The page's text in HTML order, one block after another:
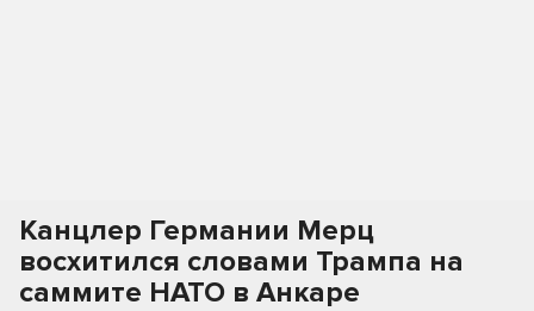
Канцлер Германии Мерц
восхитился словами Трампа на
саммите НАТО в Анкаре